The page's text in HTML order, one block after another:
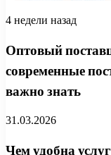
4 недели назад
Оптовый
современные
важно знать
31.03.2026
Чем удобна